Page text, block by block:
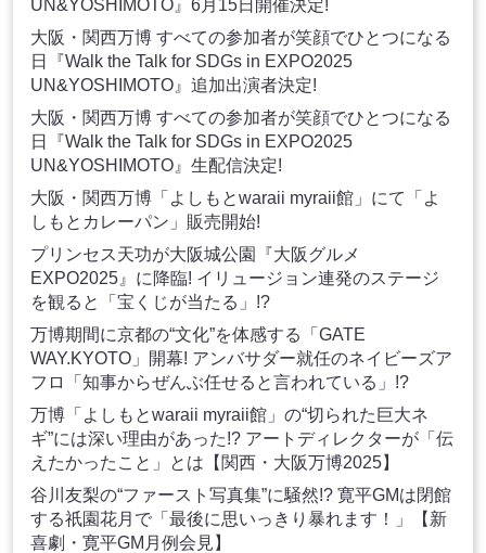
UN&YOSHIMOTO』6月15日開催決定!
大阪・関西万博 すべての参加者が笑顔でひとつになる
日『Walk the Talk for SDGs in EXPO2025
UN&YOSHIMOTO』追加出演者決定!
大阪・関西万博 すべての参加者が笑顔でひとつになる
日『Walk the Talk for SDGs in EXPO2025
UN&YOSHIMOTO』生配信決定!
大阪・関西万博「よしもとwaraii myraii館」にて「よ
しもとカレーパン」販売開始!
プリンセス天功が大阪城公園『大阪グルメ
EXPO2025』に降臨! イリュージョン連発のステージ
を観ると「宝くじが当たる」!?
万博期間に京都の“文化”を体感する「GATE
WAY.KYOTO」開幕! アンバサダー就任のネイビーズア
フロ「知事からぜんぶ任せると言われている」!?
万博「よしもとwaraii myraii館」の“切られた巨大ネ
ギ”には深い理由があった!? アートディレクターが「伝
えたかったこと」とは【関西・大阪万博2025】
谷川友梨の“ファースト写真集”に騒然!? 寛平GMは閉館
する祇園花月で「最後に思いっきり暴れます！」【新
喜劇・寛平GM月例会見】